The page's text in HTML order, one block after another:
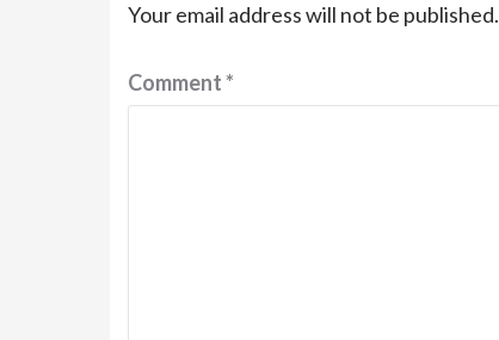
Your email address will not be published.
Comment*